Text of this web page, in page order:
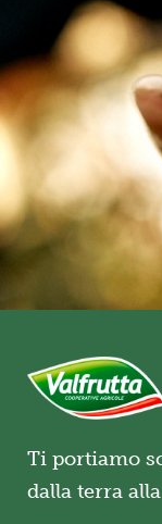
Ti portiamo
dalla terra